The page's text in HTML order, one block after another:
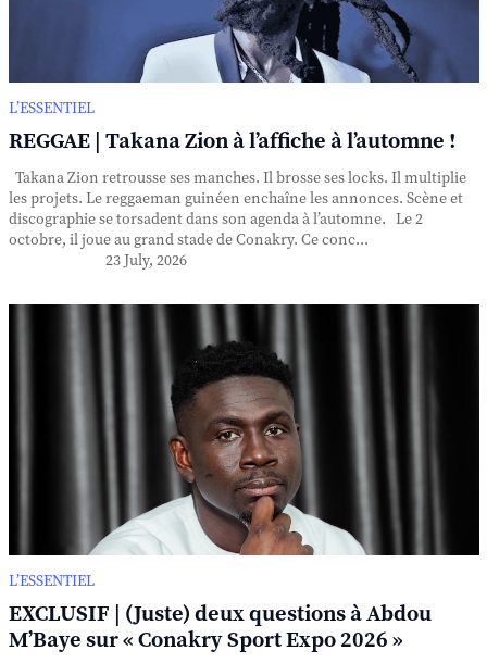
L’ESSENTIEL
REGGAE | Takana Zion à l’affiche à l’automne !
Takana Zion retrousse ses manches. Il brosse ses locks. Il multiplie
les projets. Le reggaeman guinéen enchaîne les annonces. Scène et
discographie se torsadent dans son agenda à l’automne. Le 2
octobre, il joue au grand stade de Conakry. Ce conc...
23 July, 2026
L’ESSENTIEL
EXCLUSIF | (Juste) deux questions à Abdou
M’Baye sur « Conakry Sport Expo 2026 »